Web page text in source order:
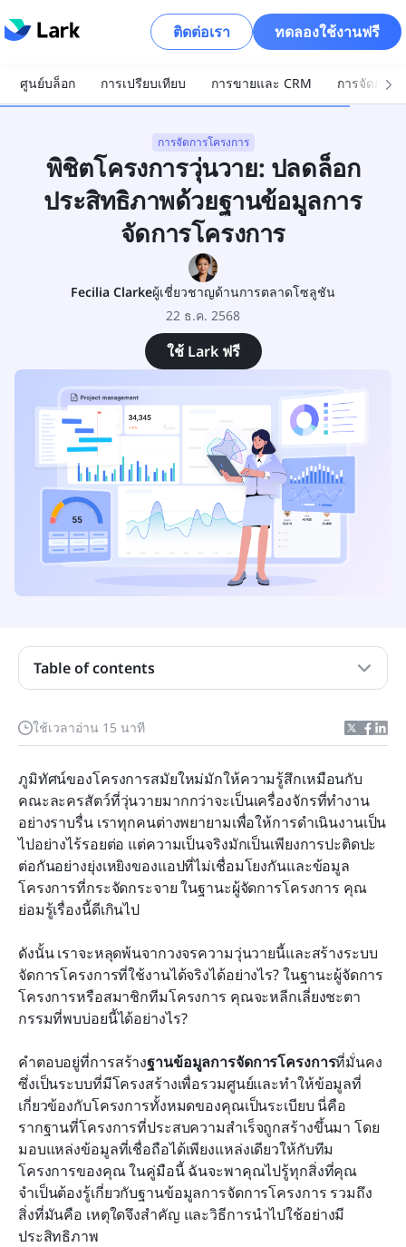
ติดต่อเรา ทดลองใช้งานฟรี
ศูนย์บล็อก การเปรียบเทียบ การขายและ CRM การจัดการ
การจัดการโครงการ
พิชิตโครงการวุ่นวาย: ปลดล็อก
ประสิทธิภาพด้วยฐานข้อมูลการ
จัดการโครงการ
Fecilia Clarkeผู้เชี่ยวชาญด้านการตลาดโซลูชัน
22 ธ.ค. 2568
ใช้ Lark ฟรี
ใช้เวลาอ่าน 15 นาที
ภูมิทัศน์ของโครงการสมัยใหม่มักให้ความรู้สึกเหมือนกับ
คณะละครสัตว์ที่วุ่นวายมากกว่าจะเป็นเครื่องจักรที่ทำงาน
อย่างราบรื่น เราทุกคนต่างพยายามเพื่อให้การดำเนินงานเป็น
ไปอย่างไร้รอยต่อ แต่ความเป็นจริงมักเป็นเพียงการปะติดปะ
ต่อกันอย่างยุ่งเหยิงของแอปที่ไม่เชื่อมโยงกันและข้อมูล
โครงการที่กระจัดกระจาย ในฐานะผู้จัดการโครงการ คุณ
ย่อมรู้เรื่องนี้ดีเกินไป
ดังนั้น เราจะหลุดพ้นจากวงจรความวุ่นวายนี้และสร้างระบบ
จัดการโครงการที่ใช้งานได้จริงได้อย่างไร? ในฐานะผู้จัดการ
โครงการหรือสมาชิกทีมโครงการ คุณจะหลีกเลี่ยงชะตา
กรรมที่พบบ่อยนี้ได้อย่างไร?
คำตอบอยู่ที่การสร้างฐานข้อมูลการจัดการโครงการที่มั่นคง
ซึ่งเป็นระบบที่มีโครงสร้างเพื่อรวมศูนย์และทำให้ข้อมูลที่
เกี่ยวข้องกับโครงการทั้งหมดของคุณเป็นระเบียบ นี่คือ
รากฐานที่โครงการที่ประสบความสำเร็จถูกสร้างขึ้นมา โดย
มอบแหล่งข้อมูลที่เชื่อถือได้เพียงแหล่งเดียวให้กับทีม
โครงการของคุณ ในคู่มือนี้ ฉันจะพาคุณไปรู้ทุกสิ่งที่คุณ
จำเป็นต้องรู้เกี่ยวกับฐานข้อมูลการจัดการโครงการ รวมถึง
สิ่งที่มันคือ เหตุใดจึงสำคัญ และวิธีการนำไปใช้อย่างมี
ประสิทธิภาพ
Table of contents
ฐานข้อมูลการจัดการโครงการคืออะไรอย่างแน่ชัด?
ประโยชน์ของฐานข้อมูลการจัดการโครงการ
สมัยใหม่
สร้างฐานข้อมูลการจัดการโครงการเพื่อแก้ไขปัญหา
แบบดั้งเดิม
มากกว่าฐานข้อมูลเพียงอย่างเดียว: แพลตฟอร์มการ
จัดการโครงการที่ปรับแต่งได้
บทสรุป
คำถามที่พบบ่อย
การอ่านที่เกี่ยวข้อง